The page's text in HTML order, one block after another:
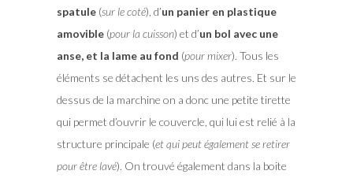
spatule(sur le coté), d’un panier en plastique
amovible(pour la cuisson) et d’un bol avec une
anse, et la lame au fond (pour mixer). Tous les
éléments se détachent les uns des autres. Et sur le
dessus de la marchine on a donc une petite tirette
qui permet d’ouvrir le couvercle, qui lui est relié à la
structure principale (et qui peut également se retirer
pour être lavé). On trouvé également dans la boite